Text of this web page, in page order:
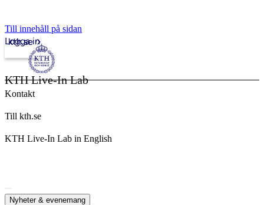
Till innehåll på sidan
kth.se
Logga in
KTH Live-In Lab
Kontakt
Till kth.se
KTH Live-In Lab in English
Nyheter & evenemang